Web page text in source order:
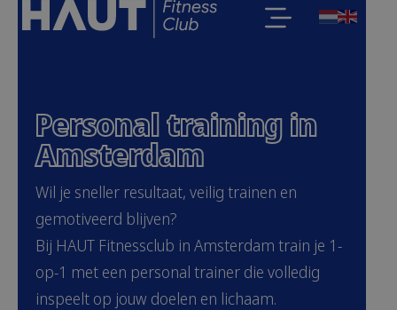
Personal training in
Amsterdam
Wil je sneller resultaat, veilig trainen en
gemotiveerd blijven?
Bij HAUT Fitnessclub in Amsterdam train je 1-
op-1 met een personal trainer die volledig
inspeelt op jouw doelen en lichaam.